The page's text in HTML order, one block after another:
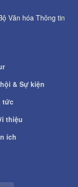
Văn hóa Thông tin
& Sự kiện
tức
thiệu
ích